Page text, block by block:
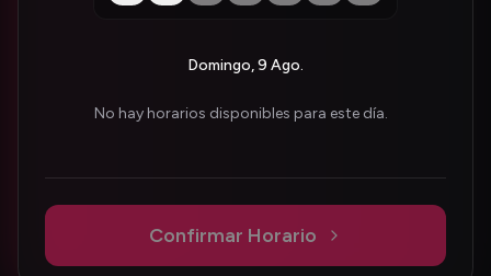
Domingo, 9 Ago.
No hay horarios disponibles para este día.
Confirmar Horario